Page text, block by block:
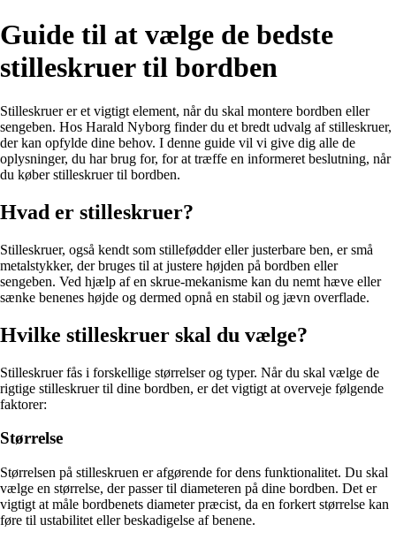
Guide til at vælge de bedste
stilleskruer til bordben
Stilleskruer er et vigtigt element, når du skal montere bordben eller
sengeben. Hos Harald Nyborg finder du et bredt udvalg af stilleskruer,
der kan opfylde dine behov. I denne guide vil vi give dig alle de
oplysninger, du har brug for, for at træffe en informeret beslutning, når
du køber stilleskruer til bordben.
Hvad er stilleskruer?
Stilleskruer, også kendt som stillefødder eller justerbare ben, er små
metalstykker, der bruges til at justere højden på bordben eller
sengeben. Ved hjælp af en skrue-mekanisme kan du nemt hæve eller
sænke benenes højde og dermed opnå en stabil og jævn overflade.
Hvilke stilleskruer skal du vælge?
Stilleskruer fås i forskellige størrelser og typer. Når du skal vælge de
rigtige stilleskruer til dine bordben, er det vigtigt at overveje følgende
faktorer:
Størrelse
Størrelsen på stilleskruen er afgørende for dens funktionalitet. Du skal
vælge en størrelse, der passer til diameteren på dine bordben. Det er
vigtigt at måle bordbenets diameter præcist, da en forkert størrelse kan
føre til ustabilitet eller beskadigelse af benene.